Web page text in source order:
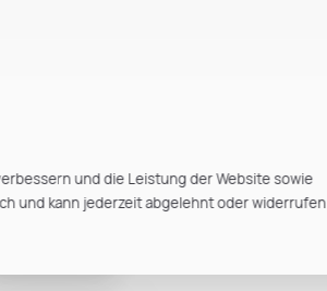
und die Leistung der Website sowie
und kann jederzeit abgelehnt oder widerrufen